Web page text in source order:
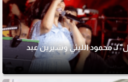
لـ محمود الليثي وشيرين عبد